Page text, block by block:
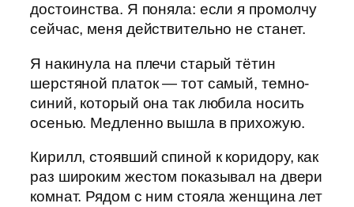
достоинства. Я поняла: если я промолчу
сейчас, меня действительно не станет.
Я накинула на плечи старый тётин
шерстяной платок — тот самый, темно-
синий, который она так любила носить
осенью. Медленно вышла в прихожую.
Кирилл, стоявший спиной к коридору, как
раз широким жестом показывал на двери
комнат. Рядом с ним стояла женщина лет